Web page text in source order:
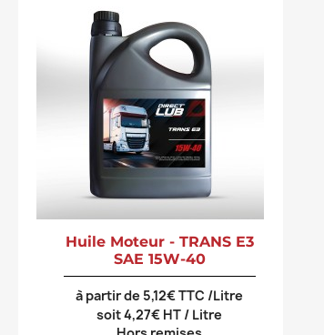
Huile Moteur - TRANS E3
SAE 15W-40
à partir de 5,12€ TTC /Litre
soit 4,27€ HT / Litre